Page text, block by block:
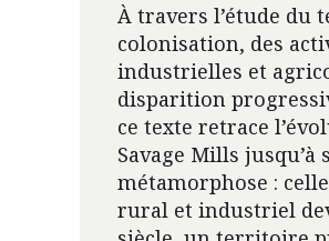
À travers l’étude du
colonisation, des
industrielles et
disparition
ce texte retrace
Savage Mills jusqu’à
métamorphose : celle
rural et industriel